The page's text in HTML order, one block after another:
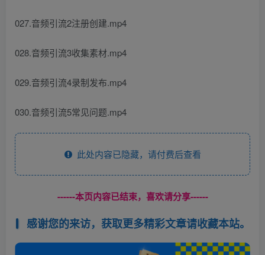
027.音频引流2注册创建.mp4
028.音频引流3收集素材.mp4
029.音频引流4录制发布.mp4
030.音频引流5常见问题.mp4
此处内容已隐藏，请付费后查看
------本页内容已结束，喜欢请分享------
感谢您的来访，获取更多精彩文章请收藏本站。